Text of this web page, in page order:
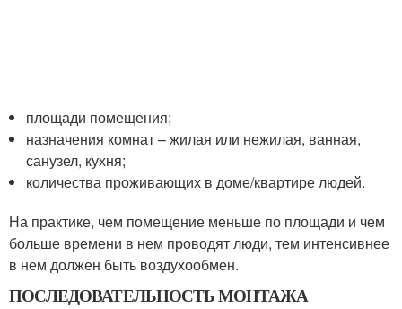
площади помещения;
назначения комнат – жилая или нежилая, ванная,
санузел, кухня;
количества проживающих в доме/квартире людей.
На практике, чем помещение меньше по площади и чем
больше времени в нем проводят люди, тем интенсивнее
в нем должен быть воздухообмен.
ПОСЛЕДОВАТЕЛЬНОСТЬ МОНТАЖА